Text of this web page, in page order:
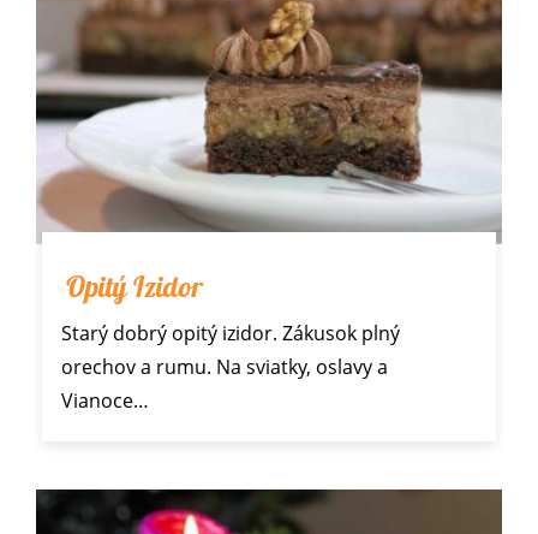
Opitý Izidor
Starý dobrý opitý izidor. Zákusok plný
orechov a rumu. Na sviatky, oslavy a
Vianoce…